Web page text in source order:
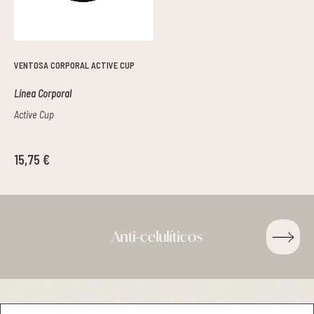
VENTOSA CORPORAL ACTIVE CUP
Línea Corporal
Active Cup
15,75 €
Anti-celulíticosACCESORIOS . ANTI-EDAD
Pieles secas
Manchas
Nutricosméticos